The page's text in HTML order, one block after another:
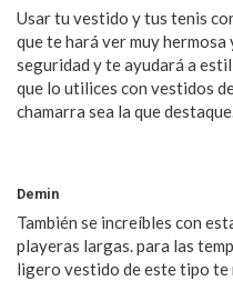
Usar tu vestido y tus tenis
que te hará ver muy hermosa
seguridad y te ayudará a
que lo utilices con vestidos
chamarra sea la que
Demin
También se increíbles con
playeras largas. para las
ligero vestido de este tipo te